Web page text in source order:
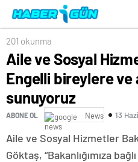
201 okunma
Aile ve Sosyal
Engelli bireylere
sunuyoruz
ABONE OL News 13
Aile ve Sosyal Hizmetler
Göktaş, “Bakanlığımıza